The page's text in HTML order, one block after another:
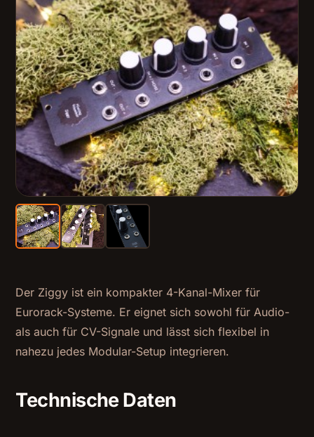
Der Ziggy ist ein kompakter 4-Kanal-Mixer für
Eurorack-Systeme. Er eignet sich sowohl für Audio-
als auch für CV-Signale und lässt sich flexibel in
nahezu jedes Modular-Setup integrieren.
Technische Daten